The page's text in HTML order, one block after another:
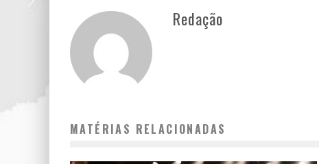
Redação
MATÉRIAS RELACIONADAS